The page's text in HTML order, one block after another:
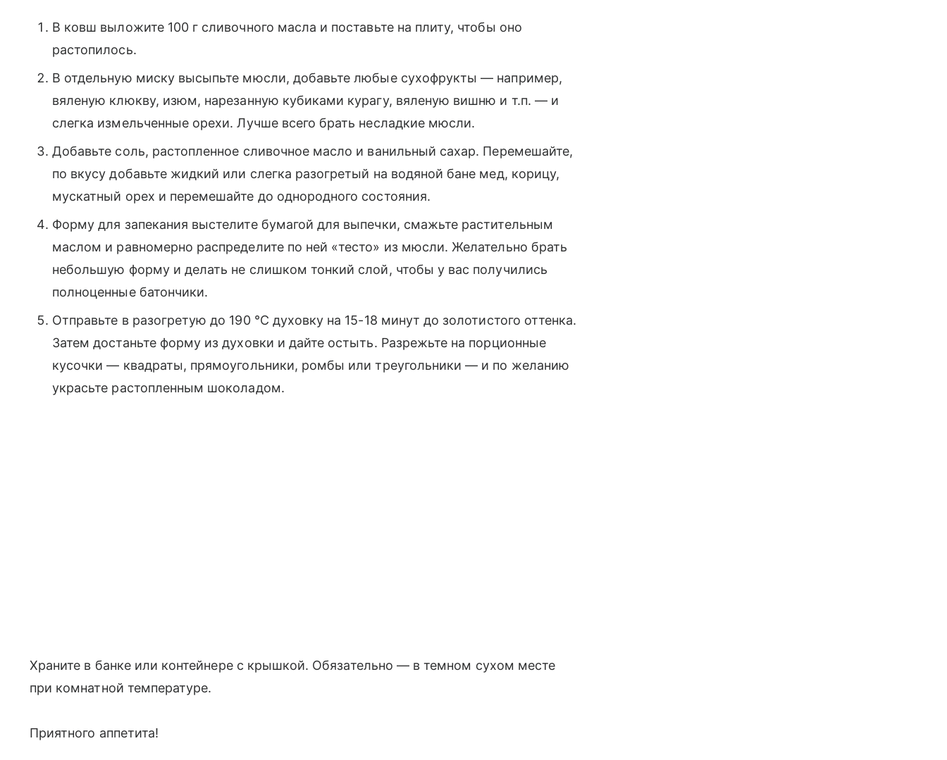
В ковш выложите 100 г сливочного масла и поставьте на плиту, чтобы оно
растопилось.
В отдельную миску высыпьте мюсли, добавьте любые сухофрукты — например,
вяленую клюкву, изюм, нарезанную кубиками курагу, вяленую вишню и т.п. — и
слегка измельченные орехи. Лучше всего брать несладкие мюсли.
Добавьте соль, растопленное сливочное масло и ванильный сахар. Перемешайте,
по вкусу добавьте жидкий или слегка разогретый на водяной бане мед, корицу,
мускатный орех и перемешайте до однородного состояния.
Форму для запекания выстелите бумагой для выпечки, смажьте растительным
маслом и равномерно распределите по ней «тесто» из мюсли. Желательно брать
небольшую форму и делать не слишком тонкий слой, чтобы у вас получились
полноценные батончики.
Отправьте в разогретую до 190 °C духовку на 15-18 минут до золотистого оттенка.
Затем достаньте форму из духовки и дайте остыть. Разрежьте на порционные
кусочки — квадраты, прямоугольники, ромбы или треугольники — и по желанию
украсьте растопленным шоколадом.
Храните в банке или контейнере с крышкой. Обязательно — в темном сухом месте
при комнатной температуре.
Приятного аппетита!